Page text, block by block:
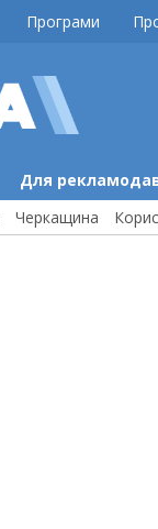
Програми
Для
Черкащина